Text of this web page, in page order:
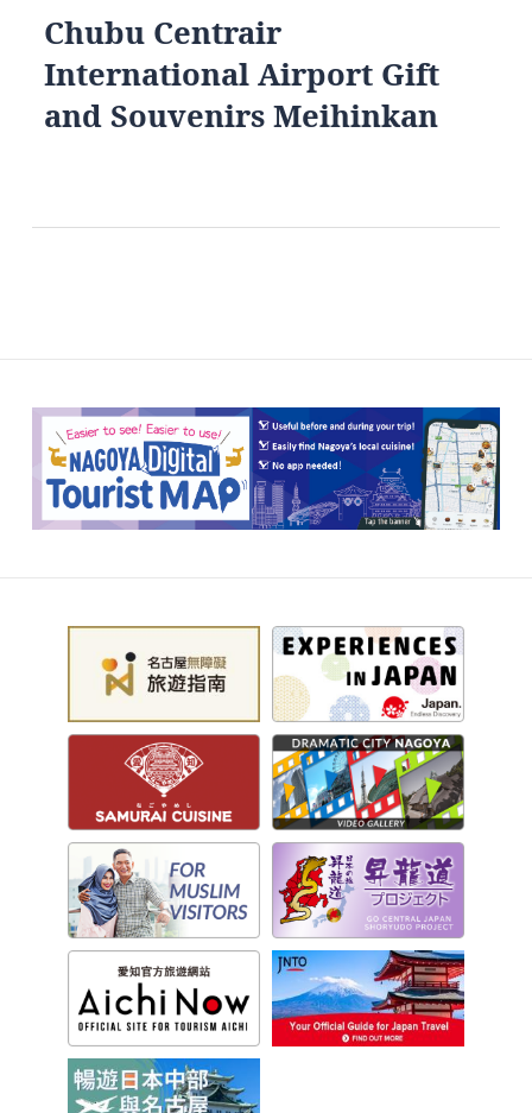
Chubu Centrair
International Airport Gift
and Souvenirs Meihinkan